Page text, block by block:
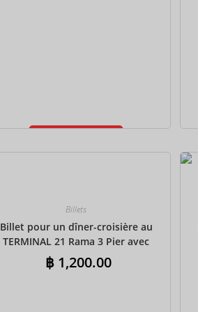
panier
Billets
Billet pour un dîner-croisière au
TERMINAL 21 Rama 3 Pier avec
transferts aller-retour partagés –
Buffet indien
฿1,200.00